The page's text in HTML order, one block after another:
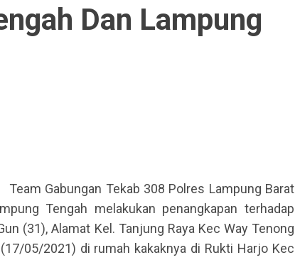
Dan Lampung
Gabungan Tekab 308 Polres Lampung Barat
Tengah melakukan penangkapan terhadap
(31), Alamat Kel. Tanjung Raya Kec Way Tenong
05/2021) di rumah kakaknya di Rukti Harjo Kec